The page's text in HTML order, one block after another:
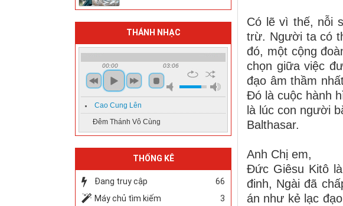
Có lẽ vì thế, nỗi
trừ. Người ta có
đó, một cộng
chọn giữa việc
đạo âm thầm
Đó là cuộc hành
là lúc con người
Balthasar.
Anh Chị em,
Đức Giêsu Kitô
đinh, Ngài đã
án như kẻ lạc
THÁNH NHẠC
00:00 03:06
Cao Cung Lên
Đêm Thánh Vô Cùng
THỐNG KÊ
Đang truy cập
66
Máy chủ tìm kiếm
3